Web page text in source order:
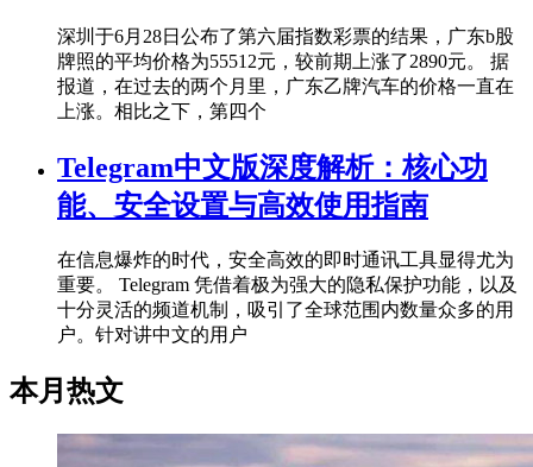
深圳于6月28日公布了第六届指数彩票的结果，广东b股
牌照的平均价格为55512元，较前期上涨了2890元。 据
报道，在过去的两个月里，广东乙牌汽车的价格一直在
上涨。相比之下，第四个
Telegram中文版深度解析：核心功
能、安全设置与高效使用指南
在信息爆炸的时代，安全高效的即时通讯工具显得尤为
重要。 Telegram 凭借着极为强大的隐私保护功能，以及
十分灵活的频道机制，吸引了全球范围内数量众多的用
户。针对讲中文的用户
本月热文